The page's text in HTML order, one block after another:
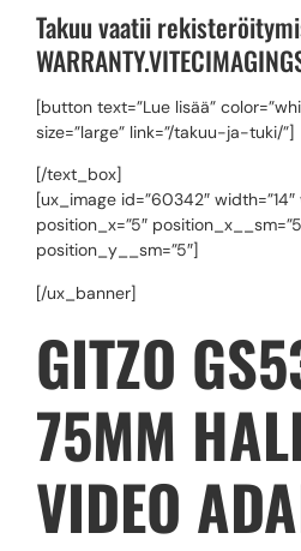
Takuu vaatii
[button text=”Lue lisää”
size=”large” link=”/takuu-ja-tuki/”]
[/text_box]
[ux_image id=”60342″
position_x=”5″
position_y__sm=”5″]
[/ux_banner]
GITZO
75MM
VIDEO